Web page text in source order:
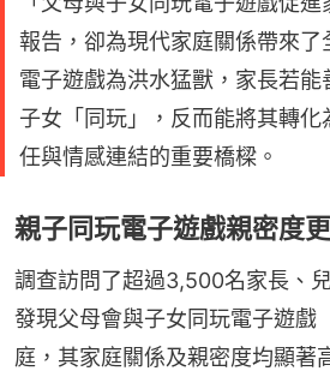
報告，卻為現代家庭關係帶來
電子遊戲為洪水猛獸，家長若
子女「同玩」，反而能將其轉
任與情感連結的重要橋樑。
親子同玩電子遊戲親密度
調查訪問了超過3,500名家長、
發現父母會與子女同玩電子遊戲
庭，其家庭關係及親密度均顯著